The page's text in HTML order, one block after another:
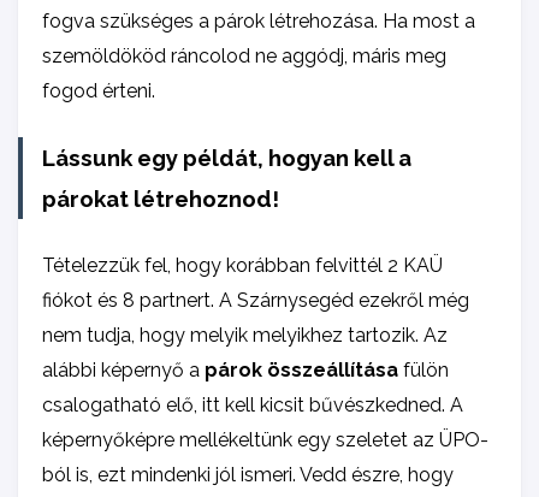
fogva szükséges a párok létrehozása. Ha most a
szemöldököd ráncolod ne aggódj, máris meg
fogod érteni.
Lássunk egy példát, hogyan kell a
párokat létrehoznod!
Tételezzük fel, hogy korábban felvittél 2 KAÜ
fiókot és 8 partnert. A Szárnysegéd ezekről még
nem tudja, hogy melyik melyikhez tartozik. Az
alábbi képernyő a párok összeállítása fülön
csalogatható elő, itt kell kicsit bűvészkedned. A
képernyőképre mellékeltünk egy szeletet az ÜPO-
ból is, ezt mindenki jól ismeri. Vedd észre, hogy